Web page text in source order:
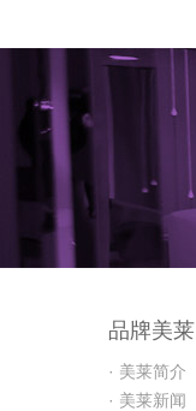
品牌美莱
· 美莱简介
· 美莱新闻